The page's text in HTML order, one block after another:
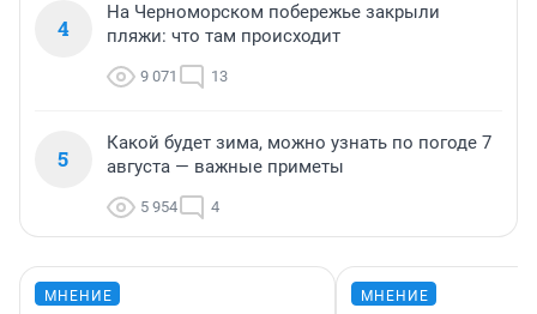
4
На Черноморском побережье закрыли
пляжи: что там происходит
9 071 13
5
Какой будет зима, можно узнать по погоде 7
августа — важные приметы
5 954 4
МНЕНИЕ МНЕНИЕ